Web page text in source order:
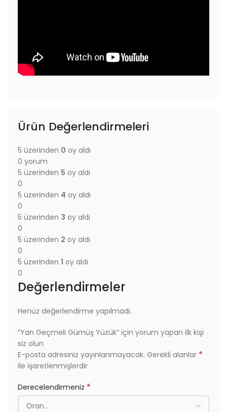
Ürün Değerlendirmeleri
5 üzerinden 0 oy aldı
0 yorum
5 üzerinden 5 oy aldı
0
5 üzerinden 4 oy aldı
0
5 üzerinden 3 oy aldı
0
5 üzerinden 2 oy aldı
0
5 üzerinden 1 oy aldı
0
Değerlendirmeler
Henüz değerlendirme yapılmadı.
“Yan Geçmeli Gümüş Yüzük” için yorum yapan ilk kişi
siz olun
E-posta adresiniz yayınlanmayacak. Gerekli alanlar *
ile işaretlenmişlerdir
Derecelendirmeniz *